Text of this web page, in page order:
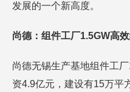
发展的一个新高度。
尚德：组件工厂1.5GW高
尚德无锡生产基地组件工
资4.9亿元，建设有15万平